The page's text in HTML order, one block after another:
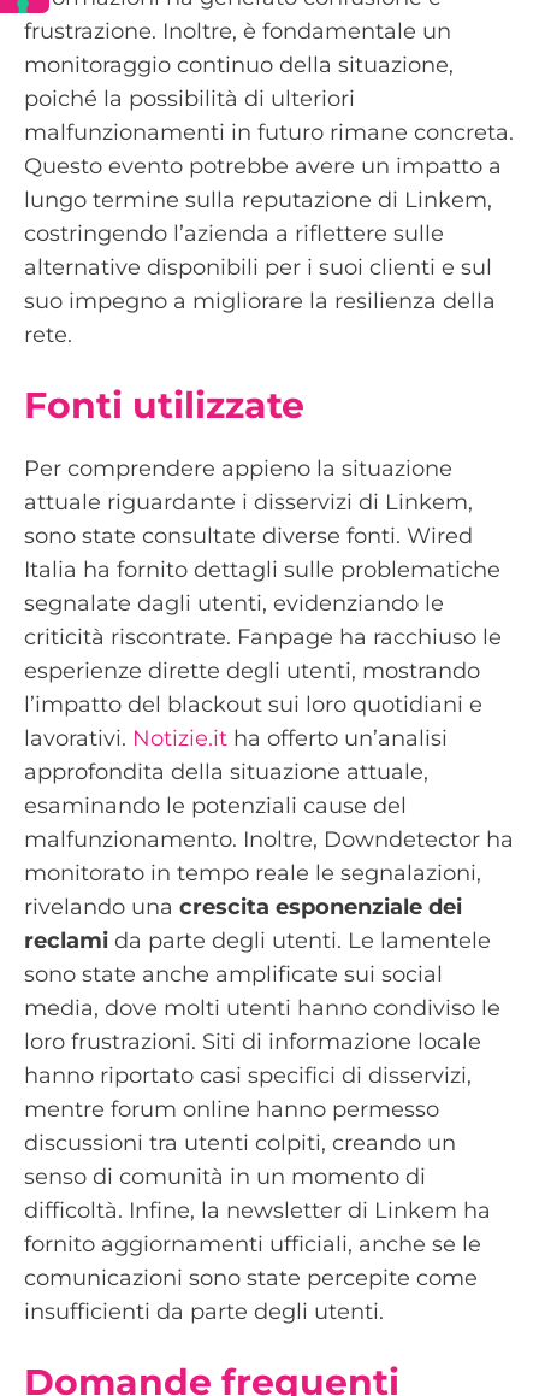
frustrazione. Inoltre, è fondamentale un
monitoraggio continuo della situazione,
poiché la possibilità di ulteriori
malfunzionamenti in futuro rimane concreta.
Questo evento potrebbe avere un impatto a
lungo termine sulla reputazione di Linkem,
costringendo l’azienda a riflettere sulle
alternative disponibili per i suoi clienti e sul
suo impegno a migliorare la resilienza della
rete.
Fonti utilizzate
Per comprendere appieno la situazione
attuale riguardante i disservizi di Linkem,
sono state consultate diverse fonti. Wired
Italia ha fornito dettagli sulle problematiche
segnalate dagli utenti, evidenziando le
criticità riscontrate. Fanpage ha racchiuso le
esperienze dirette degli utenti, mostrando
l’impatto del blackout sui loro quotidiani e
lavorativi. Notizie.it ha offerto un’analisi
approfondita della situazione attuale,
esaminando le potenziali cause del
malfunzionamento. Inoltre, Downdetector ha
monitorato in tempo reale le segnalazioni,
rivelando una crescita esponenziale dei
reclami da parte degli utenti. Le lamentele
sono state anche amplificate sui social
media, dove molti utenti hanno condiviso le
loro frustrazioni. Siti di informazione locale
hanno riportato casi specifici di disservizi,
mentre forum online hanno permesso
discussioni tra utenti colpiti, creando un
senso di comunità in un momento di
difficoltà. Infine, la newsletter di Linkem ha
fornito aggiornamenti ufficiali, anche se le
comunicazioni sono state percepite come
insufficienti da parte degli utenti.
Domande frequenti